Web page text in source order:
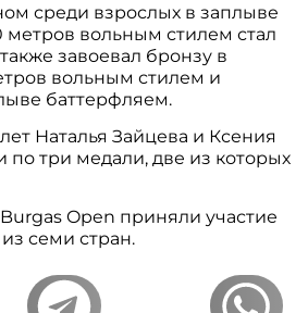
среди взрослых в заплыве
метров вольным стилем стал
завоевал бронзу в
вольным стилем и
баттерфляем.
Наталья Зайцева и Ксения
по три медали, две из которых
Open приняли участие
семи стран.